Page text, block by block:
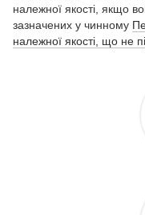
належної якості, якщо
зазначених у чинному
належної якості, що не